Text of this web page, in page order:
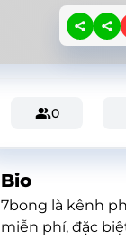
0
Bio
7bong là kênh
miễn phí, đặc